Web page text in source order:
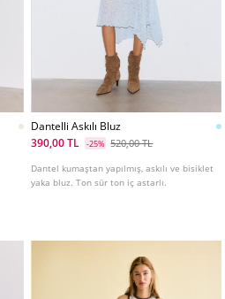
Dantelli Askılı Bluz
390,00 TL
-25% 520,00 TL
Dantel kumaştan yapılmış, askılı ve bisiklet
yaka bluz. Ton sür ton iç astarlı.